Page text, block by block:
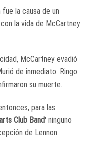
fue la causa de un
la vida de McCartney
McCartney evadió
de inmediato. Ringo
su muerte.
para las
Club Band' ninguno
de Lennon.